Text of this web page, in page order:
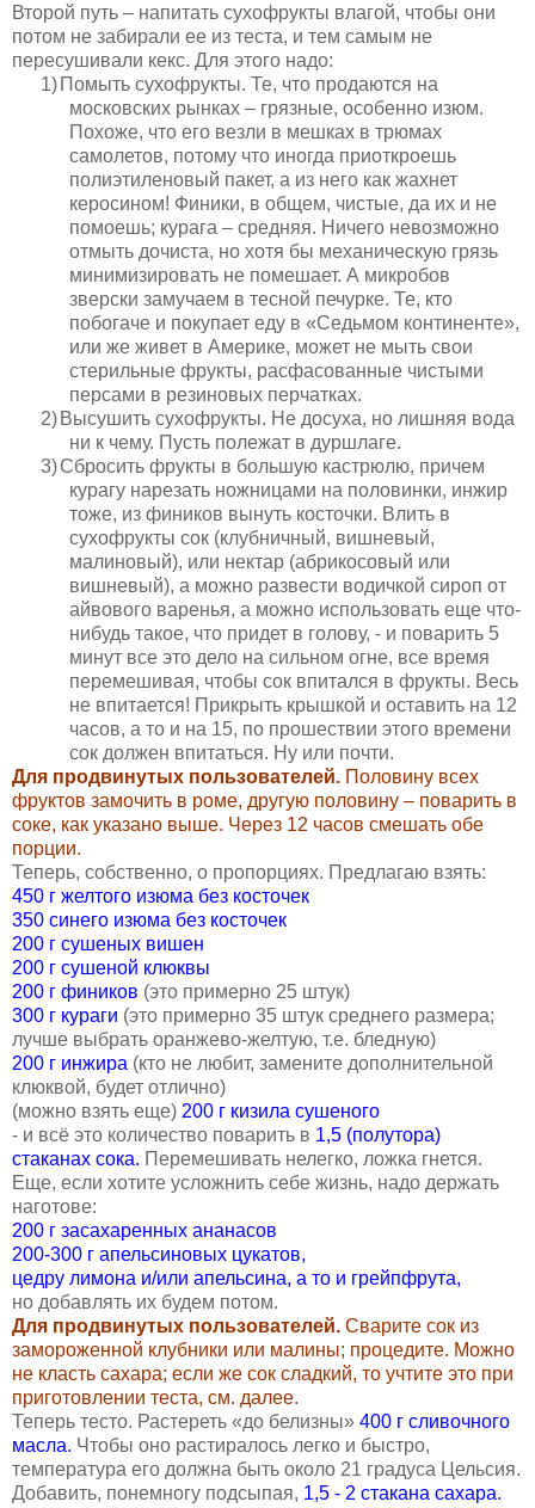
Второй путь – напитать сухофрукты влагой, чтобы они
потом не забирали ее из теста, и тем самым не
пересушивали кекс. Для этого надо:
1) Помыть сухофрукты. Те, что продаются на
московских рынках – грязные, особенно изюм.
Похоже, что его везли в мешках в трюмах
самолетов, потому что иногда приоткроешь
полиэтиленовый пакет, а из него как жахнет
керосином! Финики, в общем, чистые, да их и не
помоешь; курага – средняя. Ничего невозможно
отмыть дочиста, но хотя бы механическую грязь
минимизировать не помешает. А микробов
зверски замучаем в тесной печурке. Те, кто
побогаче и покупает еду в «Седьмом континенте»,
или же живет в Америке, может не мыть свои
стерильные фрукты, расфасованные чистыми
персами в резиновых перчатках.
2) Высушить сухофрукты. Не досуха, но лишняя вода
ни к чему. Пусть полежат в дуршлаге.
3)Сбросить фрукты в большую кастрюлю, причем
курагу нарезать ножницами на половинки, инжир
тоже, из фиников вынуть косточки. Влить в
сухофрукты сок (клубничный, вишневый,
малиновый), или нектар (абрикосовый или
вишневый), а можно развести водичкой сироп от
айвового варенья, а можно использовать еще что-
нибудь такое, что придет в голову, - и поварить 5
минут все это дело на сильном огне, все время
перемешивая, чтобы сок впитался в фрукты. Весь
не впитается! Прикрыть крышкой и оставить на 12
часов, а то и на 15, по прошествии этого времени
сок должен впитаться. Ну или почти.
Для продвинутых пользователей. Половину всех
фруктов замочить в роме, другую половину – поварить в
соке, как указано выше. Через 12 часов смешать обе
порции.
Теперь, собственно, о пропорциях. Предлагаю взять:
450 г желтого изюма без косточек
350 синего изюма без косточек
200 г сушеных вишен
200 г сушеной клюквы
200 г фиников (это примерно 25 штук)
300 г кураги (это примерно 35 штук среднего размера;
лучше выбрать оранжево-желтую, т.е. бледную)
200 г инжира (кто не любит, замените дополнительной
клюквой, будет отлично)
(можно взять еще) 200 г кизила сушеного
- и всё это количество поварить в 1,5 (полутора)
стаканах сока. Перемешивать нелегко, ложка гнется.
Еще, если хотите усложнить себе жизнь, надо держать
наготове:
200 г засахаренных ананасов
200-300 г апельсиновых цукатов,
цедру лимона и/или апельсина, а то и грейпфрута,
но добавлять их будем потом.
Для продвинутых пользователей. Сварите сок из
замороженной клубники или малины; процедите. Можно
не класть сахара; если же сок сладкий, то учтите это при
приготовлении теста, см. далее.
Теперь тесто. Растереть «до белизны» 400 г сливочного
масла. Чтобы оно растиралось легко и быстро,
температура его должна быть около 21 градуса Цельсия.
Добавить, понемногу подсыпая, 1,5 - 2 стакана сахара.